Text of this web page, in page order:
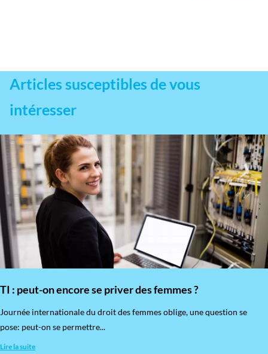
Articles susceptibles de vous
intéresser
TI : peut-on encore se priver des femmes ?
​Journée internationale du droit des femmes oblige, une question se
pose: peut-on se permettre...
Lire la suite